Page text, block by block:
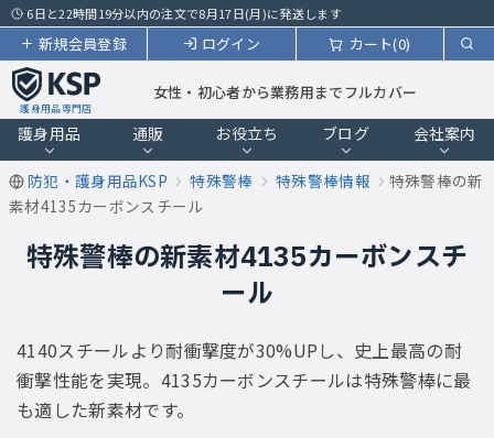
6日と22時間19分以内の注文で8月17日(月)に発送します
カート(0)
ログイン
新規会員登録
護身用品専門店
女性・初心者から業務用までフルカバー
護身用品 通販 お役立ち ブログ 会社案内
防犯・護身用品KSP 特殊警棒 特殊警棒情報
特殊警棒の新
素材4135カーボンスチール
特殊警棒の新素材4135カーボンスチ
ール
4140スチールより耐衝撃度が30%UPし、史上最高の耐
衝撃性能を実現。4135カーボンスチールは特殊警棒に最
も適した新素材です。